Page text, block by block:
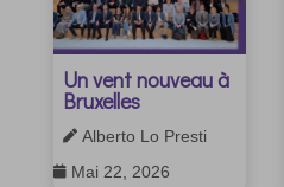
Un vent nouveau à
Bruxelles
 Alberto Lo Presti
 Mai 22, 2026